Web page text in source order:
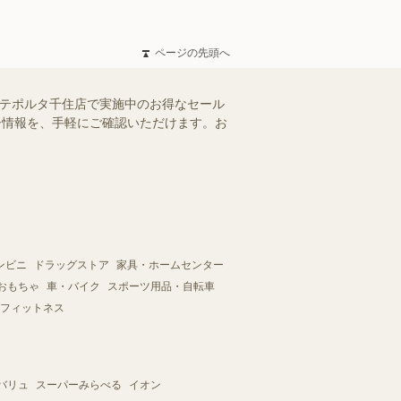
ページの先頭へ
ポルタ千住店で実施中のお得なセール
報を、手軽にご確認いただけます。お
ビニ ドラッグストア
家具・ホームセンター
もちゃ 車・バイク
スポーツ用品・自転車
ィットネス
リュ スーパーみらべる
イオン